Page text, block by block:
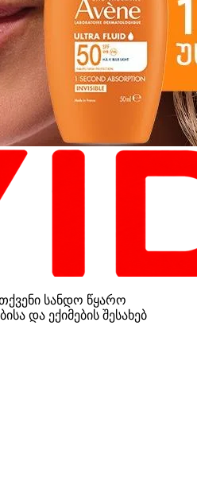
სანდო წყარო
და ექიმების შესახებ